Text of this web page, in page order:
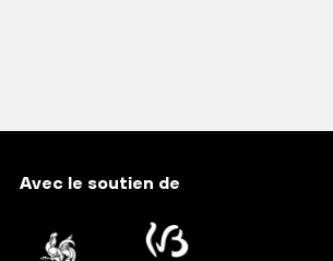
Avec le soutien de